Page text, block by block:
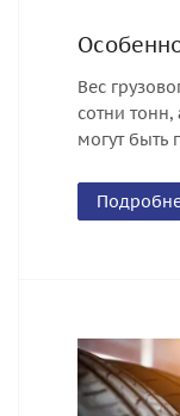
Вес
сотни тонн,
могут